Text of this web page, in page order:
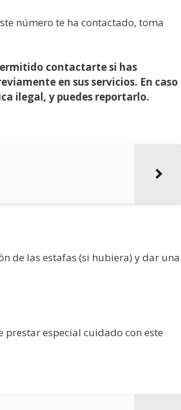
número te ha contactado, toma
contactarte si has
en sus servicios. En caso
ilegal, y puedes reportarlo.
de las estafas (si hubiera) y dar una
prestar especial cuidado con este